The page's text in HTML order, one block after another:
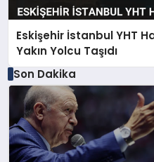
Eskişehir İstanbul YHT
Yakın Yolcu Taşıdı
Son Dakika